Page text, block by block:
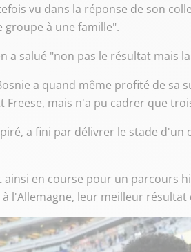
vu dans la réponse de son
groupe à une famille".
a salué "non pas le résultat mais
a quand même profité de
Freese, mais n'a pu cadrer que
a fini par délivrer le stade
ainsi en course pour un parcours
à l'Allemagne, leur meilleur